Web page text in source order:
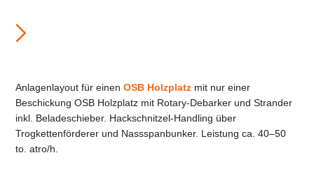
Anlagenlayout für einenOSB Holzplatz mit nur einer
Beschickung OSB Holzplatz mit Rotary-Debarker und Strander
inkl. Beladeschieber. Hackschnitzel-Handling über
Trogkettenförderer und Nassspanbunker. Leistung ca. 40–50
to. atro/h.